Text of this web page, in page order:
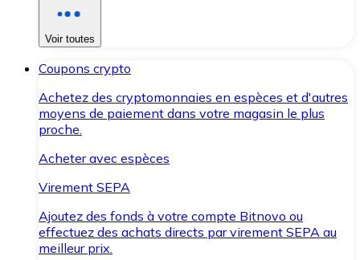
Voir toutes
Coupons crypto
Achetez des cryptomonnaies en espèces et d'autres
moyens de paiement dans votre magasin le plus
proche.
Acheter avec espèces
Virement SEPA
Ajoutez des fonds à votre compte Bitnovo ou
effectuez des achats directs par virement SEPA au
meilleur prix.